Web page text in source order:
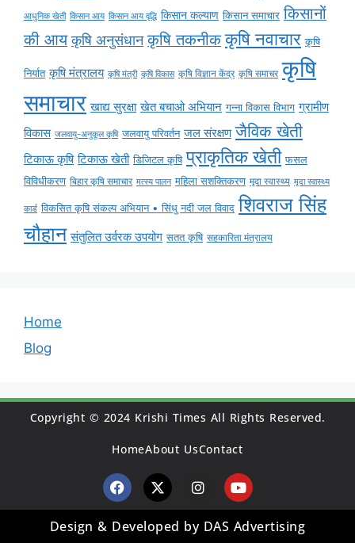
आधुनिक खेती किसान आय किसान आय वृद्धि किसान कल्याण किसान समाचार किसानों
की आय कृषि अनुसंधान कृषि तकनीक कृषि नवाचार कृषि
निर्यात कृषि मंत्रालय कृषि मंत्री कृषि विकास कृषि विज्ञान केंद्र कृषि समाचर कृषि
समाचार खाद्य सुरक्षा खेत बचाओ अभियान गन्ना विकास विभाग ग्रामीण
विकास जलवायु-अनुकूल कृषि जलवायु परिवर्तन जल संरक्षण जैविक खेती
टिकाऊ कृषि टिकाऊ खेती डिजिटल कृषि प्राकृतिक खेती फसल
विविधीकरण बिहार कृषि समाचार मत्स्य पालन महिला सशक्तिकरण मृदा स्वास्थ्य मृदा स्वास्थ्य
कार्ड विकसित कृषि संकल्प अभियान • सिंधु नदी जल विवाद शिवराज सिंह
चौहान संतुलित उर्वरक उपयोग सतत कृषि सहकारिता मंत्रालय
Home
Blog
Copyright © 2024 Krishi Times All Rights Reserved.
HomeAbout UsContact
Design & Developed by DAS Advertising